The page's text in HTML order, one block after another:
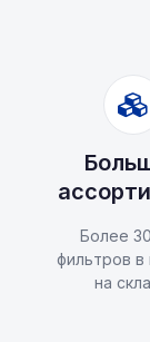
Более
фильтров в
на